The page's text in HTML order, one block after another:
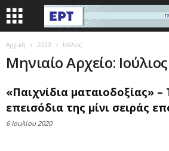
Αρχική 2020 Ιούλιος
Μηνιαίο Αρχείο:
«Παιχνίδια ματαιοδοξίας»
επεισόδια της μίνι σειράς
6 Ιουλίου 2020